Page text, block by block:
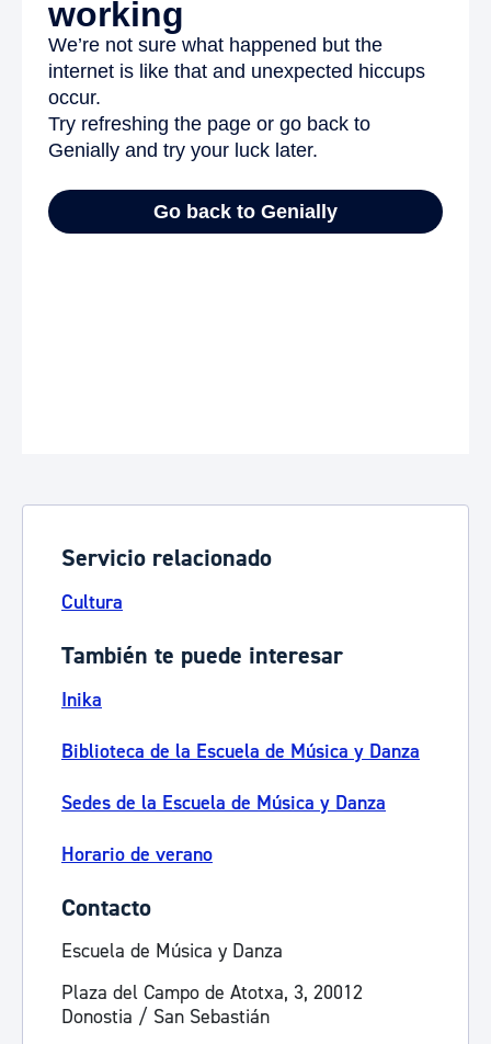
Servicio relacionado
Cultura
También te puede interesar
Inika
Biblioteca de la Escuela de Música y Danza
Sedes de la Escuela de Música y Danza
Horario de verano
Contacto
Escuela de Música y Danza
Plaza del Campo de Atotxa, 3, 20012
Donostia / San Sebastián